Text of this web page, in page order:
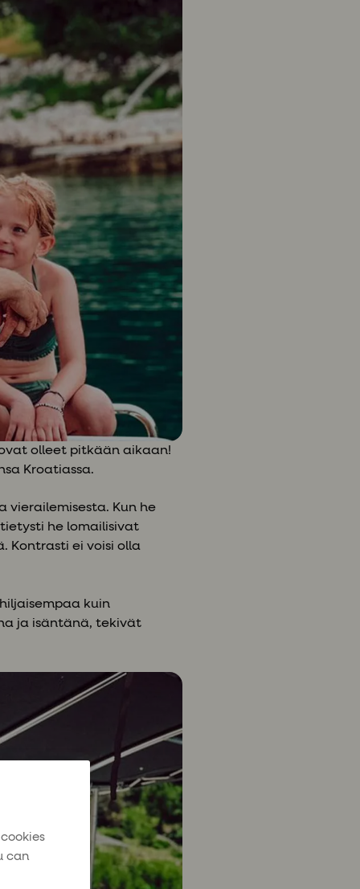
can
olleet pitkään aikaan!
Kroatiassa.
vierailemisesta. Kun he
he lomailisivat
Kontrasti ei voisi olla
kuin
ja isäntänä, tekivät